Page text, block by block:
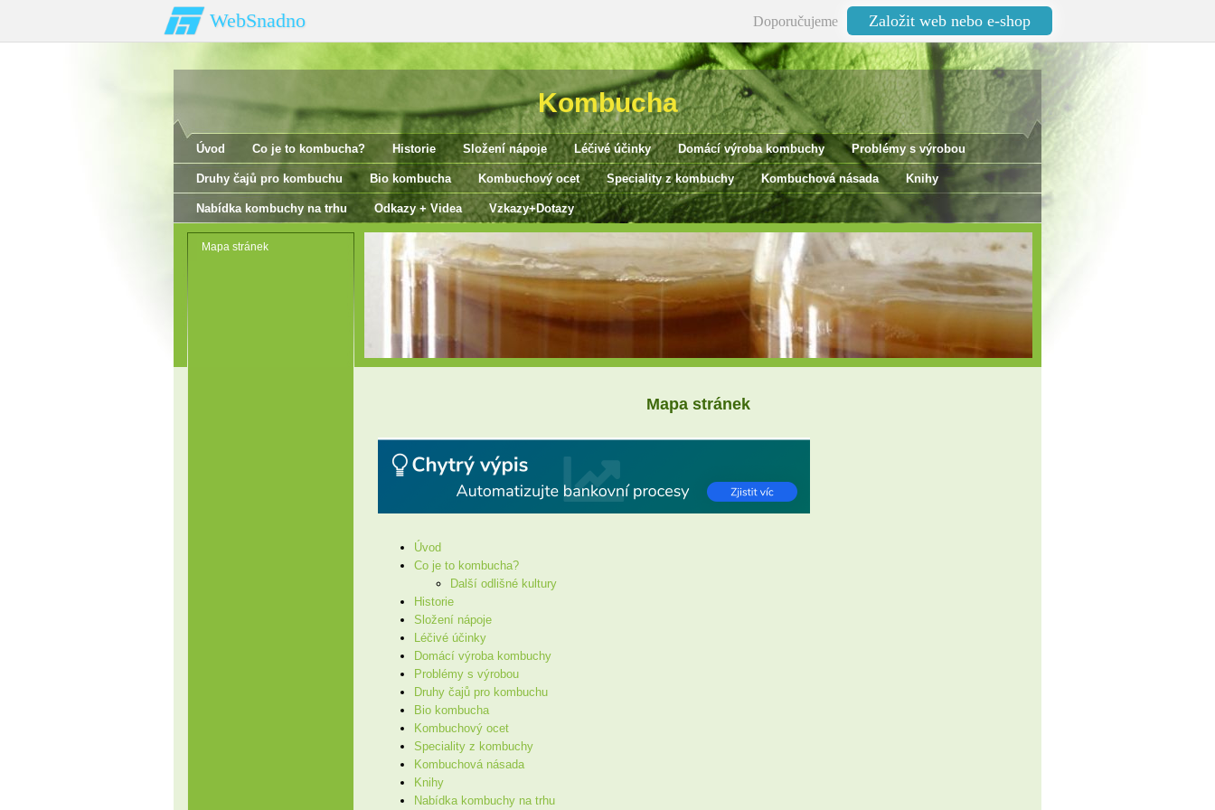
WebSnadno Doporučujeme Založit web nebo e-shop
Kombucha
Úvod Co je to kombucha? Historie Složení nápoje Léčivé účinky Domácí výroba kombuchy Problémy s výrobou
Druhy čajů pro kombuchu Bio kombucha Kombuchový ocet Speciality z kombuchy Kombuchová násada Knihy
Nabídka kombuchy na trhu Odkazy + Videa Vzkazy+Dotazy
Mapa stránek
Mapa stránek
Úvod
Co je to kombucha?
Další odlišné kultury
Historie
Složení nápoje
Léčivé účinky
Domácí výroba kombuchy
Problémy s výrobou
Druhy čajů pro kombuchu
Bio kombucha
Kombuchový ocet
Speciality z kombuchy
Kombuchová násada
Knihy
Nabídka kombuchy na trhu